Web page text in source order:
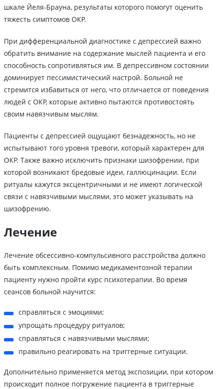
шкале Йеля-Брауна, результаты которого помогут оценить
тяжесть симптомов ОКР.
При дифференциальной диагностике с депрессией важно
обратить внимание на содержание мыслей пациента и его
способность сопротивляться им. В депрессивном состоянии
доминирует пессимистический настрой. Больной не
стремится избавиться от него, что отличается от поведения
людей с ОКР, которые активно пытаются противостоять
своим навязчивым мыслям.
Пациенты с депрессией ощущают безнадежность, но не
испытывают того уровня тревоги, который характерен для
ОКР. Также важно исключить признаки шизофрении, при
которой возникают бредовые идеи, галлюцинации. Если
ритуалы кажутся эксцентричными и не имеют логической
связи с навязчивыми мыслями, это может указывать на
шизофрению.
Лечение
Лечение обсессивно-компульсивного расстройства должно
быть комплексным. Помимо медикаментозной терапии
пациенту нужно пройти курс психотерапии. Во время
сеансов больной научится:
справляться с эмоциями;
упрощать процедуру ритуалов;
справляться с навязчивыми мыслями;
правильно реагировать на триггерные ситуации.
Дополнительно применяется метод экспозиции, при котором
происходит полное погружение пациента в триггерные